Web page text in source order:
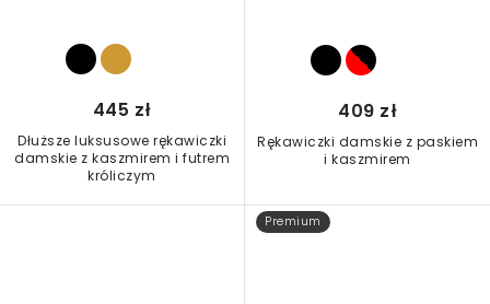
Dłuższe luksusowe rękawiczki
damskie z kaszmirem i futrem
króliczym
445 zł
Rękawiczki damskie z paskiem
i kaszmirem
409 zł
Premium